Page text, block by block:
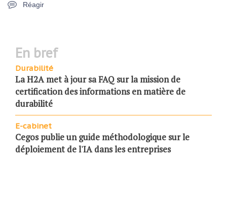
Réagir
en bref
Durabilité
La H2A met à jour sa FAQ sur la mission de
certification des informations en matière de
durabilité
E-cabinet
Cegos publie un guide méthodologique sur le
déploiement de l'IA dans les entreprises